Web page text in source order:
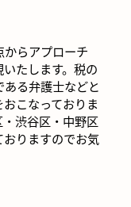
らアプローチ
たします。税の
る弁護士などと
こなっておりま
渋谷区・中野区
りますのでお気